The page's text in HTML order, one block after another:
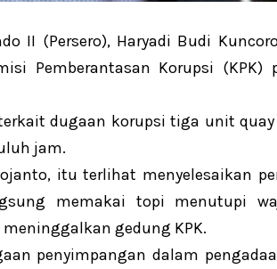
II (Persero), Haryadi Budi
Pemberantasan Korupsi (KPK)
dugaan korupsi tiga unit
jam.
itu terlihat menyelesaikan
memakai topi menutupi
gedung KPK.
penyimpangan dalam